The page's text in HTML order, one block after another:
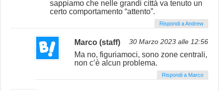
sappiamo che nelle grandi città va tenuto un
certo comportamento “attento”.
Rispondi a Andrew
Marco (staff) 30 Marzo 2023 alle 12:56
Ma no, figuriamoci, sono zone centrali,
non c’è alcun problema.
Rispondi a Marco